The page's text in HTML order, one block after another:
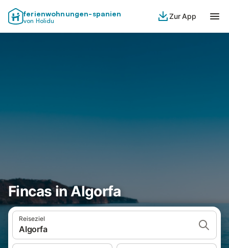
ferienwohnungen-spanien
von Holidu
Zur App
Fincas in Algorfa
Reiseziel
Algorfa